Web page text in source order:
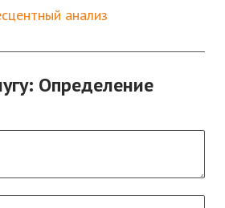
анализ
Определение